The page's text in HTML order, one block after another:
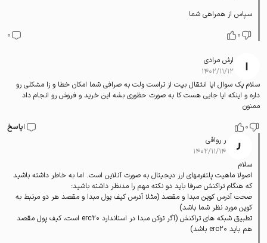
سپاس از همراهی شما
0
0
ارش مرادی
۱۴۰۲/۱۱/۱۲
سلام یک سوال ایا انتقال بیت از تراست ولت به صرافی شما امکان خطا و زا مشکلی رو
داره و اینکه ایا جایی هست کا به صورت حظوری بشه این خرید و فروش رو انجام داد
ممنون
0
1پاسخ
ر رواقی
۱۴۰۲/۱۱/۱۴
سلام
اصولا ماهیت پلتفرمهای ارز دیجیتال به صورت آنلاین است. اما به خاطر داشته باشید
که هنگام تراکنش صرفا باید دو نکته مهم را مدنظر داشته باشید:
صحت آدرس کوین مبدا و مقصد (مثلا آدرس کیف پول مبدا و مقصد هر دو مرتبط به
کوین مورد نظر شما باشد)
تطبیق شبکه های تراکنش (آگر توکن مبدا در استاندارد erc20 است، کیف پول مقصد
هم باید erc20 باشد)